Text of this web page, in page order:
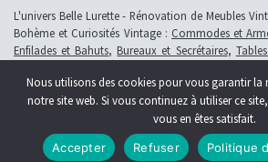
L'univers Belle Lurette - Rénovation de Meubles
Bohème et Curiosités Vintage : Commodes et
Enfilades et Bahuts,Bureaux et Secrétaires,
© 2013 - 2026 L'atelier Belle Lurette -
Alsace à Colmar -Révoquer le
Création :
Nous utilisons des cookies pour vous garantir la
notre site web. Si vous continuez à utiliser ce
vous en êtes satisfait.
Accepter Refuser Politique